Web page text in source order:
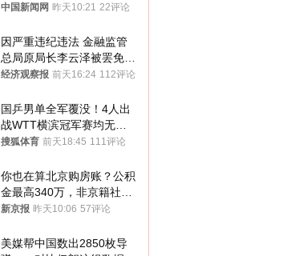
吗？
中国新闻网 昨天10:21 22评论
因严重违纪违法 金融监管
总局原局长李云泽被罢免全
国人大代表
经济观察报 前天16:24 112评论
国乒男单全军覆没！4人出
战WTT横滨冠军赛均无缘
八强
搜狐体育 前天18:45 111评论
你也在算北京购房账？公积
金最高340万，非京籍社保
1年
新京报 昨天10:06 57评论
美媒帮中国数出2850枚导